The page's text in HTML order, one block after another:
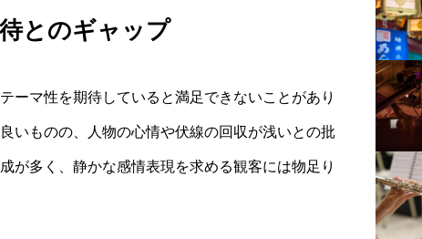
とのギャップ
ーマ性を期待していると満足できないことがあり
いものの、人物の心情や伏線の回収が浅いとの批
が多く、静かな感情表現を求める観客には物足り